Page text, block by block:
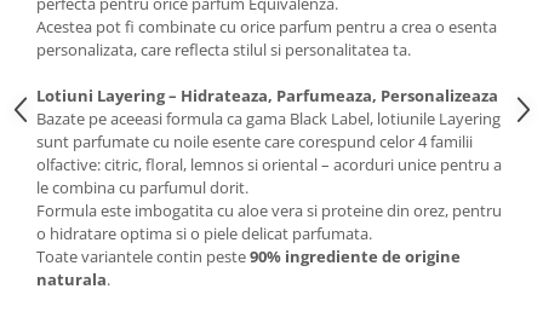
Acestea pot fi combinate cu orice parfum pentru a crea o esenta
personalizata, care reflecta stilul si personalitatea ta.
Lotiuni Layering – Hidrateaza, Parfumeaza, Personalizeaza
Bazate pe aceeasi formula ca gama Black Label, lotiunile Layering
sunt parfumate cu noile esente care corespund celor 4 familii
olfactive: citric, floral, lemnos si oriental – acorduri unice pentru a
le combina cu parfumul dorit.
Formula este imbogatita cu aloe vera si proteine din orez, pentru
o hidratare optima si o piele delicat parfumata.
Toate variantele contin peste90% ingrediente de origine
naturala.